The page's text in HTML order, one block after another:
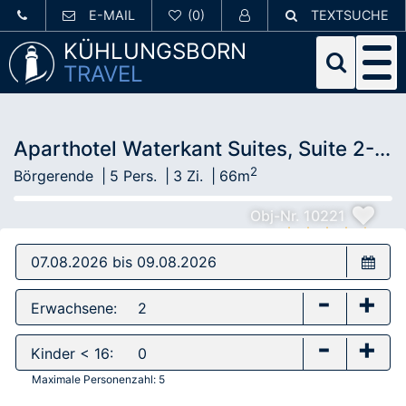
E-MAIL TEXTSUCHE
KÜHLUNGSBORN
TRAVEL
Aparthotel Waterkant Suites, Suite 2-41
Börgerende 5 Pers. 3 Zi. 66m2
Obj-Nr. 10221
Erwachsene: - +
Kinder < 16: - +
Maximale Personenzahl: 5